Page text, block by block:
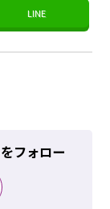
LINE
フォロー